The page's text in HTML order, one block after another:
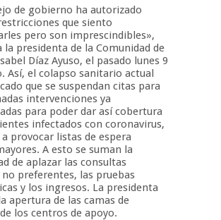
de gobierno ha autorizado
que siento
pero son imprescindibles»,
la presidenta de la Comunidad de
Díaz Ayuso, el pasado lunes 9
Así, el colapso sanitario actual
que se suspendan citas para
intervenciones ya
para poder dar así cobertura
infectados con coronavirus,
a provocar listas de espera
A esto se suman la
de aplazar las consultas
preferentes, las pruebas
y los ingresos. La presidenta
apertura de las camas de
los centros de apoyo.